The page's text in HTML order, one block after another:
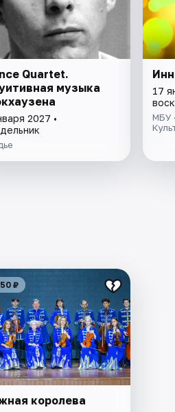
Quartet.
музыка
2027 •
17
МБУ
₽
королева